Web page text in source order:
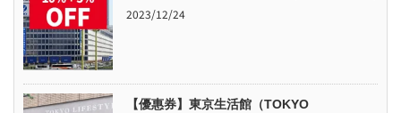
2023/12/24
【優惠券】東京生活館（TOKYO